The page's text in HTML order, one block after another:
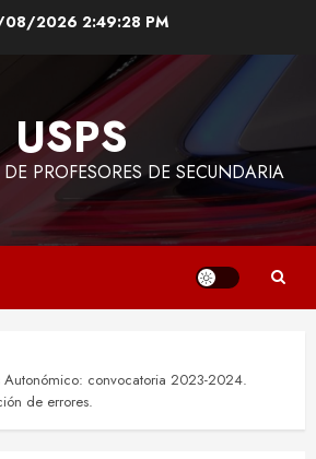
2026 2:49:29 PM
USPS
PROFESORES DE SECUNDARIA
Autonómico: convocatoria 2023-2024.
de errores.